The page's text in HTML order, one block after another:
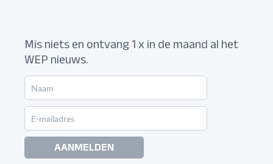
Mis niets en ontvang 1 x in de maand al het
WEP nieuws.
AANMELDEN